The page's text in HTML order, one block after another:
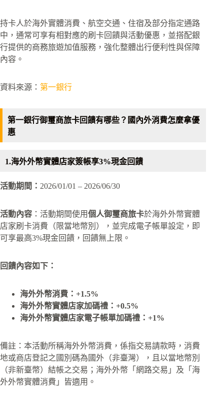
持卡人於海外實體消費、航空交通、住宿及部分指定通路
中，通常可享有相對應的刷卡回饋與活動優惠，並搭配銀
行提供的商務旅遊加值服務，強化整體出行便利性與保障
內容。
資料來源： 第一銀行
第一銀行御璽商旅卡回饋有哪些？國內外消費怎麼拿優
惠
1.海外外幣實體店家簽帳享3%現金回饋
活動期間： 2026/01/01 – 2026/06/30
活動內容 ：活動期間使用個人御璽商旅卡於海外外幣實體
店家刷卡消費（限當地幣別），並完成電子帳單設定，即
可享最高3%現金回饋，回饋無上限。
回饋內容如下：
海外外幣消費：+1.5%
海外外幣實體店家加碼禮：+0.5%
海外外幣實體店家電子帳單加碼禮：+1%
備註：本活動所稱海外外幣消費，係指交易請款時，消費
地或商店登記之國別碼為國外（非臺灣），且以當地幣別
（非新臺幣）結帳之交易；海外外幣「網路交易」及「海
外外幣實體消費」皆適用。